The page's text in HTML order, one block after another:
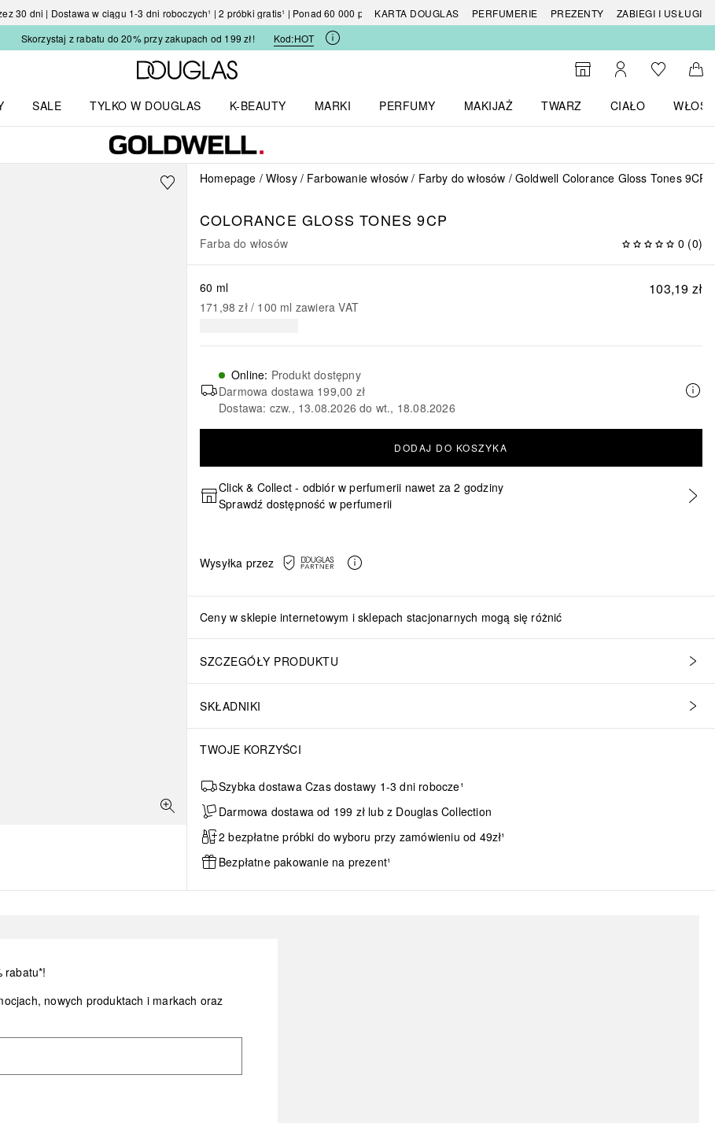
30 dni | Dostawa w ciągu 1-3 dni roboczych¹ | 2 próbki gratis¹ | Ponad 60 000 produktówKARTA DOUGLAS PERFUMERIE PREZENTY
ZABIEGI I USŁUGI
Skorzystaj z rabatu do 20% przy zakupach od 199 zł!
Kod:HOT
Strona główna Douglas
Do wyszukiwarki
Moje kontoDo listyDo
SALE
TYLKO W DOUGLAS
K-BEAUTY
MARKI
PERFUMY
MAKIJAŻ
TWARZ
CIAŁO
WŁOSY
Homepage Włosy Farbowanie włosów Farby do włosów Goldwell Colorance Gloss Tones 9CP
COLORANCE GLOSS TONES 9CP
Farba do włosów 0 (0)
103,19 zł
60 ml
171,98 zł / 100 ml zawiera VAT
Online: Produkt dostępny
Darmowa dostawa 199,00 zł
Dostawa: czw., 13.08.2026 do wt., 18.08.2026
DODAJ DO KOSZYKA
Click & Collect - odbiór w perfumerii nawet za 2 godziny
Sprawdź dostępność w perfumerii
Wysyłka przez
Ceny w sklepie internetowym i sklepach stacjonarnych mogą się różnić
SZCZEGÓŁY PRODUKTU
SKŁADNIKI
TWOJE KORZYŚCI
Szybka dostawa Czas dostawy 1-3 dni robocze¹
Darmowa dostawa od 199 zł lub z Douglas Collection
2 bezpłatne próbki do wyboru przy zamówieniu od 49zł¹
Bezpłatne pakowanie na prezent¹
rabatu*!
nowych produktach i markach oraz